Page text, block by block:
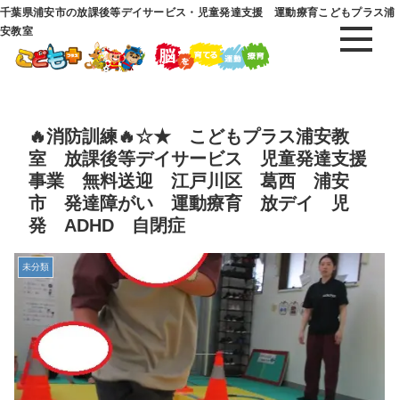
千葉県浦安市の放課後等デイサービス・児童発達支援 運動療育こどもプラス浦
安教室
🔥消防訓練🔥☆★ こどもプラス浦安教
室 放課後等デイサービス 児童発達支援
事業 無料送迎 江戸川区 葛西 浦安
市 発達障がい 運動療育 放デイ 児
発 ADHD 自閉症
未分類